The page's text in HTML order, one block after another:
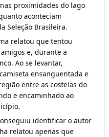
proximidades do lago
aconteciam
Seleção Brasileira.
relatou que tentou
e, durante a
Ao se levantar,
ensanguentada e
entre as costelas do
e encaminhado ao
identificar o autor
relatou apenas que